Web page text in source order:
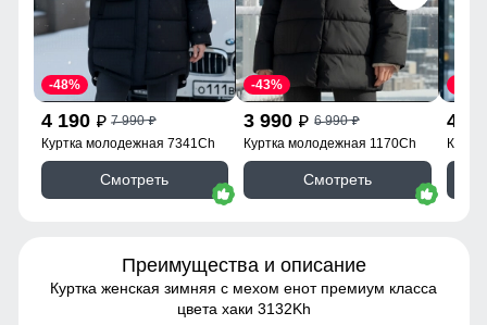
4 190 p 7 990p
-48%
Куртка молодежная 7341Ch
Смотреть
3 990 p 6 990p
-43%
Куртка молодежная 1170Ch
Смотреть
4
Преимущества и описание
Куртка женская зимняя с мехом енот премиум класса
цвета хаки 3132Kh